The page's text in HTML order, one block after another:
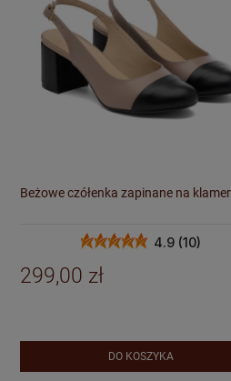
Beżowe czółenka zapinane na
4.9 (10)
299,00 zł
DO KOSZYKA